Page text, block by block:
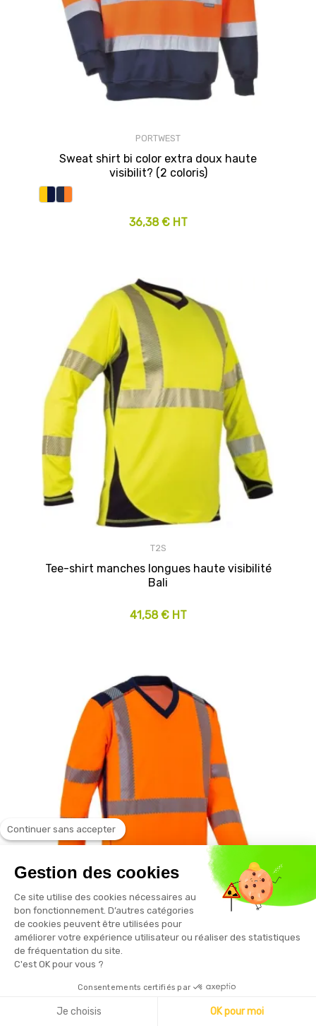
PORTWEST
Sweat shirt bi color extra doux haute
visibilit? (2 coloris)
36,38 € HT
T2S
Tee-shirt manches longues haute visibilité
Bali
41,58 € HT
T2S
Tee-shirt manches longues haute visibilité
Continuer sans accepter
Gestion des cookies
Ce site utilise des cookies nécessaires au
bon fonctionnement. D’autres catégories
de cookies peuvent être utilisées pour
améliorer votre expérience utilisateur ou réaliser des statistiques
de fréquentation du site.
C'est OK pour vous ?
Consentements certifiés par
Je choisis OK pour moi